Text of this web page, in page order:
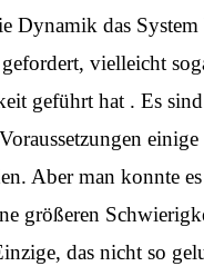
Dynamik das System
vielleicht
geführt hat . Es
einige
Aber man konnte
größeren
das nicht so